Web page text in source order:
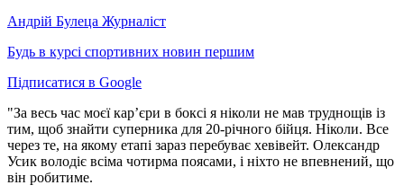
Андрій Булеца Журналіст
Будь в курсі спортивних новин першим
Підписатися в Google
"За весь час моєї кар’єри в боксі я ніколи не мав труднощів із
тим, щоб знайти суперника для 20-річного бійця. Ніколи. Все
через те, на якому етапі зараз перебуває хевівейт. Олександр
Усик володіє всіма чотирма поясами, і ніхто не впевнений, що
він робитиме.